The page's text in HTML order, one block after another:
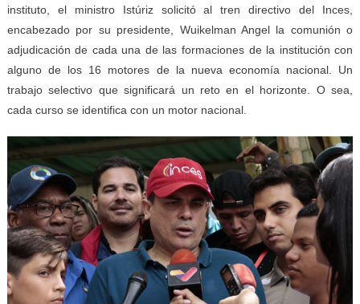
instituto, el ministro Istúriz solicitó al tren directivo del Inces,
encabezado por su presidente, Wuikelman Angel la comunión o
adjudicación de cada una de las formaciones de la institución con
alguno de los 16 motores de la nueva economía nacional. Un
trabajo selectivo que significará un reto en el horizonte. O sea,
cada curso se identifica con un motor nacional.